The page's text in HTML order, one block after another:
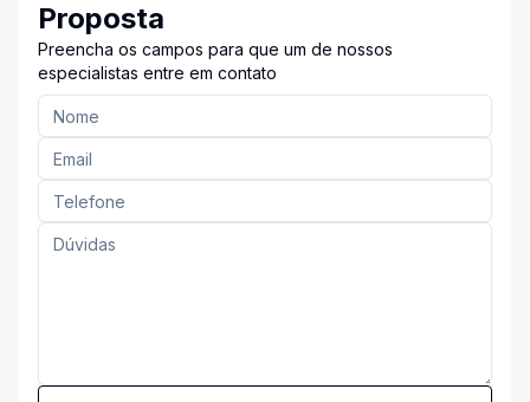
Proposta
Preencha os campos para que um de nossos
especialistas entre em contato